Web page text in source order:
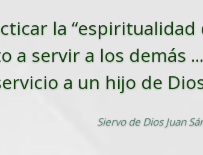
la
a servir a los demás
a un hijo de
Siervo de Dios Juan